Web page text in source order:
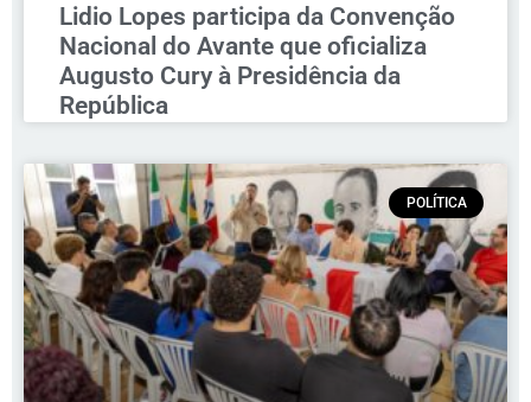
Lidio Lopes participa da Convenção
Nacional do Avante que oficializa
Augusto Cury à Presidência da
República
POLÍTICA